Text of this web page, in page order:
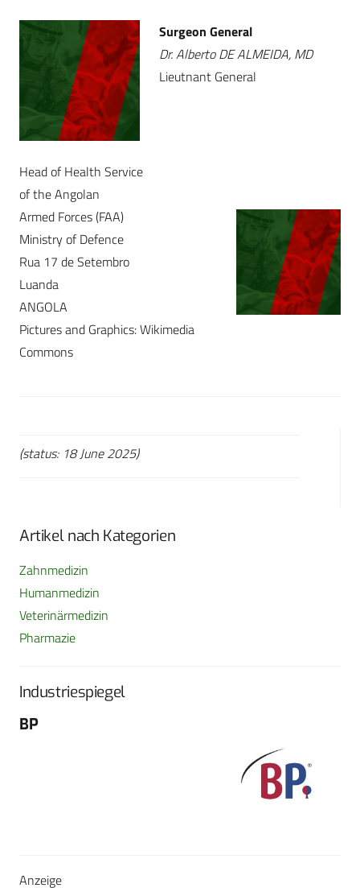
Surgeon General
Dr. Alberto DE ALMEIDA, MD
Lieutnant General
Head of Health Service
of the Angolan
Armed Forces (FAA)
Ministry of Defence
Rua 17 de Setembro
Luanda
ANGOLA
Pictures and Graphics: Wikimedia
Commons
(status: 18 June 2025)
Artikel nach Kategorien
Zahnmedizin
Humanmedizin
Veterinärmedizin
Pharmazie
Industriespiegel
BP
Anzeige